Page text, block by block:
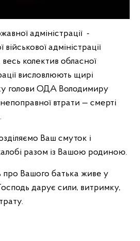
адміністрації -
адміністрації
колектив обласної
висловлюють щирі
голови ОДА Володимиру
втрати — смерті
Ваш смуток і
разом із Вашою родиною.
про Вашого батька живе у
дарує сили, витримку,